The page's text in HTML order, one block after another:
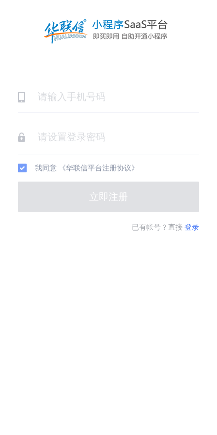
我同意 《华联信平台注册协议》
立即注册
已有帐号？直接 登录